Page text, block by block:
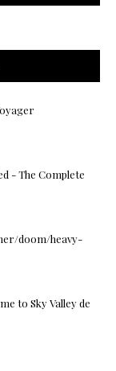
- The Complete
doom/heavy-
to Sky Valley de